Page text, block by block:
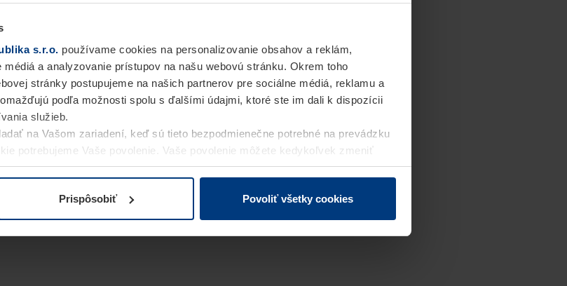
s.r.o. používame cookies na personalizovanie obsahov a reklám,
a analyzovanie prístupov na našu webovú stránku. Okrem toho
stránky postupujeme na našich partnerov pre sociálne médiá, reklamu a
podľa možnosti spolu s ďalšími údajmi, ktoré ste im dali k dispozícii
služieb.
na Vašom zariadení, keď sú tieto bezpodmienečne potrebné na prevádzku
potrebujeme Vaše povolenie. Vaše povolenie môžete kedykoľvek zmeniť
Vyhlásenie o ochrane osobných údajovnašej webovej stránky.
Prispôsobiť Povoliť všetky cookies